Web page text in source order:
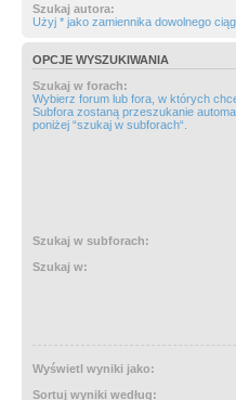
Szukaj autora:
Użyj * jako zamiennika dowolnego
OPCJE WYSZUKIWANIA
Szukaj w forach:
Wybierz forum lub fora, w których
Subfora zostaną przeszukanie
poniżej “szukaj w subforach“.
Szukaj w subforach:
Szukaj w:
Wyświetl wyniki jako:
Sortuj wyniki według: